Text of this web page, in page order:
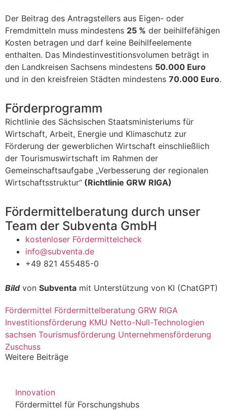
Der Beitrag des Antragstellers aus Eigen- oder
Fremdmitteln muss mindestens 25 % der beihilfefähigen
Kosten betragen und darf keine Beihilfeelemente
enthalten. Das Mindestinvestitionsvolumen beträgt in
den Landkreisen Sachsens mindestens 50.000 Euro
und in den kreisfreien Städten mindestens 70.000 Euro.
Förderprogramm
Richtlinie des Sächsischen Staatsministeriums für
Wirtschaft, Arbeit, Energie und Klimaschutz zur
Förderung der gewerblichen Wirtschaft einschließlich
der Tourismuswirtschaft im Rahmen der
Gemeinschaftsaufgabe „Verbesserung der regionalen
Wirtschaftsstruktur“ (Richtlinie GRW RIGA)
Fördermittelberatung durch unser
Team der Subventa GmbH
kostenloser Fördermittelcheck
info@subventa.de
+49 821 455485-0
Bildvon Subventa mit Unterstützung von KI (ChatGPT)
Fördermittel Fördermittelberatung GRW RIGA
Investitionsförderung KMU Netto-Null-Technologien
sachsen Tourismusförderung Unternehmensförderung
Zuschuss
Weitere Beiträge
Innovation
Fördermittel für Forschungshubs